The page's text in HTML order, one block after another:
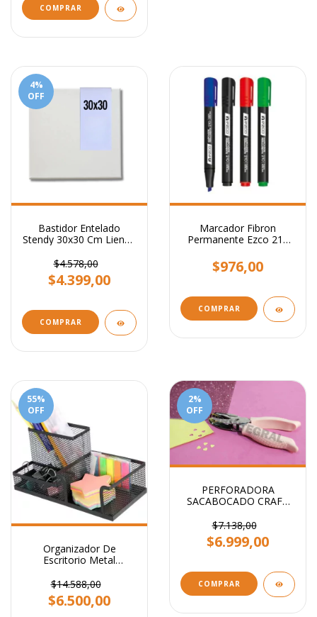
4%
OFF
Bastidor Entelado
Stendy 30x30 Cm Lienzo
$4.578,00
$4.399,00
Marcador Fibron
Permanente Ezco 210
$976,00
COMPRAR
55%
OFF
Organizador De
Escritorio Metal
Portataco Negro 3
Cavidades
$14.588,00
$6.500,00
2%
OFF
PERFORADORA
SACABOCADO CRAFT
$7.138,00
$6.999,00
COMPRAR